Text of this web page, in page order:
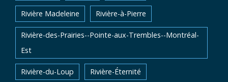
Rivière Madeleine Rivière-à-Pierre
Rivière-des-Prairies--Pointe-aux-Trembles--Montréal-
Est
Rivière-du-Loup Rivière-Éternité